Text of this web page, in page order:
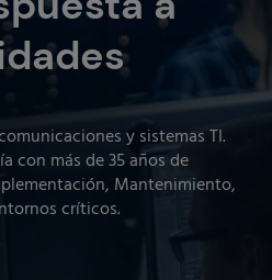
y sistemas TI.
con más de 35 años de
Mantenimiento,
críticos.
y diseño